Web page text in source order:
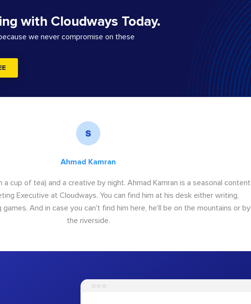
with Cloudways Today.
we never compromise on these
Ahmad Kamran
a cup of tea) and a creative by night. Ahmad Kamran is a seasonal content
Executive at Cloudways. You can find him at his desk either writing,
And in case you can't find him here, he'll be on the mountains or by
the riverside.